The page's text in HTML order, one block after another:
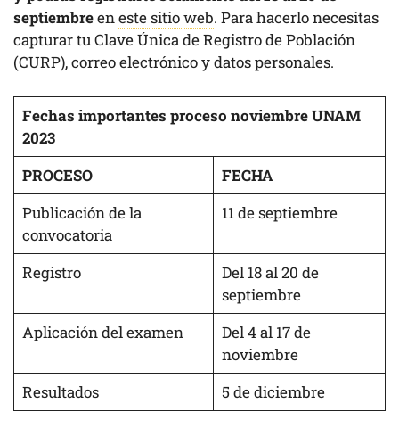
septiembreeneste sitio web. Para hacerlo necesitas
capturar tu Clave Única de Registro de Población
(CURP), correo electrónico y datos personales.
Fechas importantes proceso noviembre UNAM
2023
PROCESO
FECHA
Publicación de la
convocatoria
11 de septiembre
Registro
Del 18 al 20 de
septiembre
Aplicación del examen
Del 4 al 17 de
noviembre
Resultados
5 de diciembre